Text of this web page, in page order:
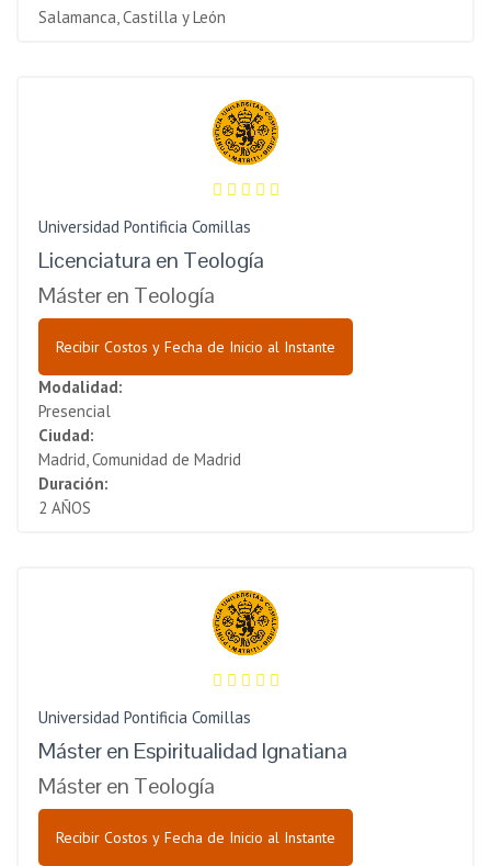
Salamanca, Castilla y León
Universidad Pontificia Comillas
Licenciatura en Teología
Máster en Teología
Recibir Costos y Fecha de Inicio al Instante
Modalidad:
Presencial
Ciudad:
Madrid, Comunidad de Madrid
Duración:
2 AÑOS
Universidad Pontificia Comillas
Máster en Espiritualidad Ignatiana
Máster en Teología
Recibir Costos y Fecha de Inicio al Instante